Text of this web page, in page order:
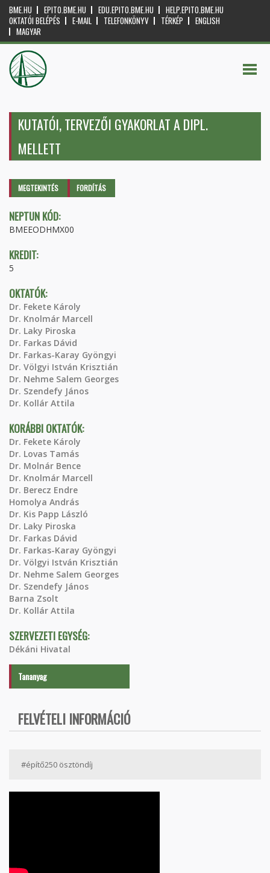
BME.HU EPITO.BME.HU EDU.EPITO.BME.HU
HELP.EPITO.BME.HU
OKTATÓI BELÉPÉS
E-MAIL TELEFONKÖNYV TÉRKÉP
ENGLISH
MAGYAR
KUTATÓI, TERVEZŐI GYAKORLAT A DIPL.
MELLETT
Elsődleges fülek
MEGTEKINTÉS (AKTÍVFORDÍTÁS
NEPTUN KÓD:
BMEEODHMX00
KREDIT:
5
OKTATÓK:
Dr. Fekete Károly
Dr. Knolmár Marcell
Dr. Laky Piroska
Dr. Farkas Dávid
Dr. Farkas-Karay Gyöngyi
Dr. Völgyi István Krisztián
Dr. Nehme Salem Georges
Dr. Szendefy János
Dr. Kollár Attila
KORÁBBI OKTATÓK:
Dr. Fekete Károly
Dr. Lovas Tamás
Dr. Molnár Bence
Dr. Knolmár Marcell
Dr. Berecz Endre
Homolya András
Dr. Kis Papp László
Dr. Laky Piroska
Dr. Farkas Dávid
Dr. Farkas-Karay Gyöngyi
Dr. Völgyi István Krisztián
Dr. Nehme Salem Georges
Dr. Szendefy János
Barna Zsolt
Dr. Kollár Attila
SZERVEZETI EGYSÉG:
Dékáni Hivatal
Tananyag
FELVÉTELI INFORMÁCIÓ
#építő250 ösztöndíj